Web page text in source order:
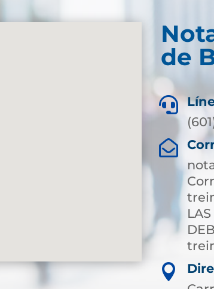
de


